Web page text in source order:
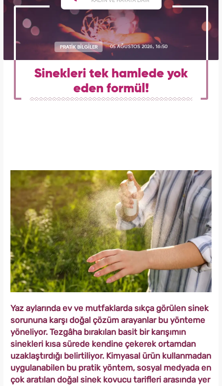
PRATİK BİLGİLER 05 AĞUSTOS 2026, 16:50
Sinekleri tek hamlede yok
eden formül!
Yaz aylarında ev ve mutfaklarda sıkça görülen sinek
sorununa karşı doğal çözüm arayanlar bu yönteme
yöneliyor. Tezgâha bırakılan basit bir karışımın
sinekleri kısa sürede kendine çekerek ortamdan
uzaklaştırdığı belirtiliyor. Kimyasal ürün kullanmadan
uygulanabilen bu pratik yöntem, sosyal medyada en
çok aratılan doğal sinek kovucu tarifleri arasında yer